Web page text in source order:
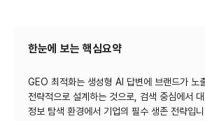
한눈에 보는 핵심요약
GEO 최적화는 생성형 AI 답변에 브랜드가 노
전략적으로 설계하는 것으로, 검색 중심에서